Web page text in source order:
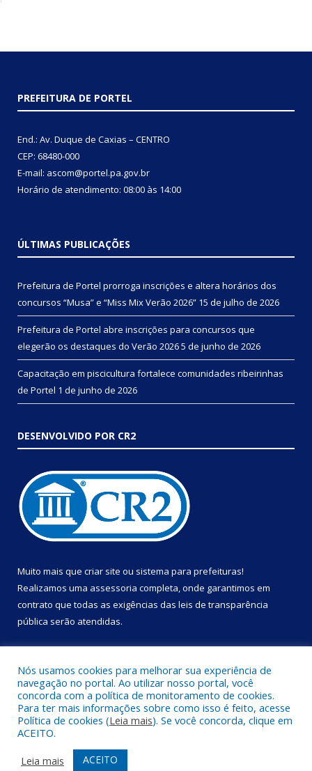
PREFEITURA DE PORTEL
End.: Av. Duque de Caxias – CENTRO
CEP: 68480-000
E-mail: ascom@portel.pa.gov.br
Horário de atendimento: 08:00 às 14:00
ÚLTIMAS PUBLICAÇÕES
Prefeitura de Portel prorroga inscrições e altera horários dos
concursos “Musa” e “Miss Mix Verão 2026” 15 de julho de 2026
Prefeitura de Portel abre inscrições para concursos que
elegerão os destaques do Verão 20265 de junho de 2026
Capacitação em piscicultura fortalece comunidades ribeirinhas
de Portel 1 de junho de 2026
DESENVOLVIDO POR CR2
Muito mais que criar site ou sistema para prefeituras!
Realizamos uma assessoria completa, onde garantimos em
contrato que todas as exigências das leis de transparência
pública serão atendidas.
Todos os direitos reservados a Prefeitura Municipal de Portel.
Mapa do Site
Acessar Área Administrativa
Nós usamos cookies para melhorar sua experiência de
navegação no portal. Ao utilizar nosso portal, você
concorda com a política de monitoramento de cookies.
Para ter mais informações sobre como isso é feito, acesse
Política de cookies (Leia mais). Se você concorda, clique em
ACEITO.
Leia mais
ACEITO